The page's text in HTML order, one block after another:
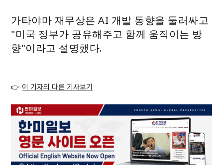
가타야마 재무상은 AI 개발 동향을 둘러싸고
"미국 정부가 공유해주고 함께 움직이는 방
향"이라고 설명했다.
👉 이 기자의 다른 기사보기